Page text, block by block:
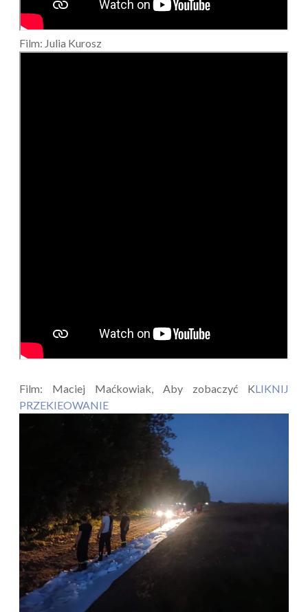
Film: Julia Kurosz
Film: Maciej Maćkowiak, Aby zobaczyć KLIKNIJ
PRZEKIEOWANIE